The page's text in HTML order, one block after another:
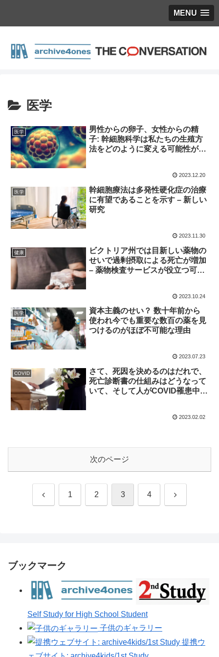
MENU
医学
医学
男性からの卵子、女性からの精
子: 幹細胞科学は私たちの生殖方
法をどのように変える可能性があ
2023.12.20
医学
幹細胞療法は多発性硬化症の治療
に有望であることを示す – 新しい
研究
2023.11.30
健康
ビクトリア州では目新しい薬物の
せいで過剰摂取による死亡が増加
– 薬物検査サービスが役立つ可能
2023.10.24
医学
資本主義のせい？ 数十年前から
使われ今でも重要な数百の薬を見
つけるのがほぼ不可能な理由
2023.07.23
COVID
さて、死因を決めるのはだれで、
死亡診断書の仕組みはどうなって
いて、そして人がCOVID罹患中に
2023.02.02
次のページ
前 1 2 3 4 次
ブックマーク
Self Study for High School Student
子供のギャラリー
提携ウ